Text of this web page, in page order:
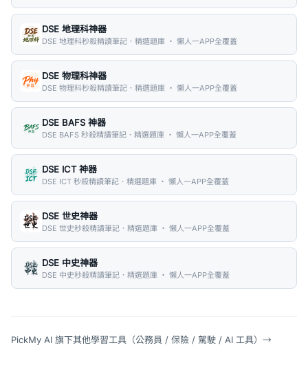
DSE 地理科神器
DSE 地理科秒殺精讀筆記．精選題庫 ・ 懶人一APP全覆蓋
DSE 物理科神器
DSE 物理科秒殺精讀筆記．精選題庫 ・ 懶人一APP全覆蓋
DSE BAFS 神器
DSE BAFS 秒殺精讀筆記．精選題庫 ・ 懶人一APP全覆蓋
DSE ICT 神器
DSE ICT 秒殺精讀筆記．精選題庫 ・ 懶人一APP全覆蓋
DSE 世史神器
DSE 世史秒殺精讀筆記．精選題庫 ・ 懶人一APP全覆蓋
DSE 中史神器
DSE 中史秒殺精讀筆記．精選題庫 ・ 懶人一APP全覆蓋
PickMy AI 旗下其他學習工具（公務員 / 保險 / 駕駛 / AI 工具） →